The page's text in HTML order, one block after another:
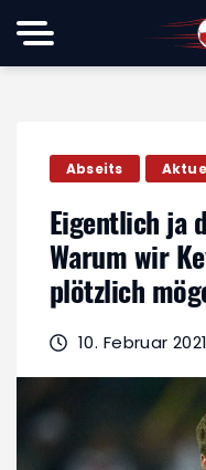
Abseits
Eigentlich ja
Warum wir
plötzlich
10. Februar 2021